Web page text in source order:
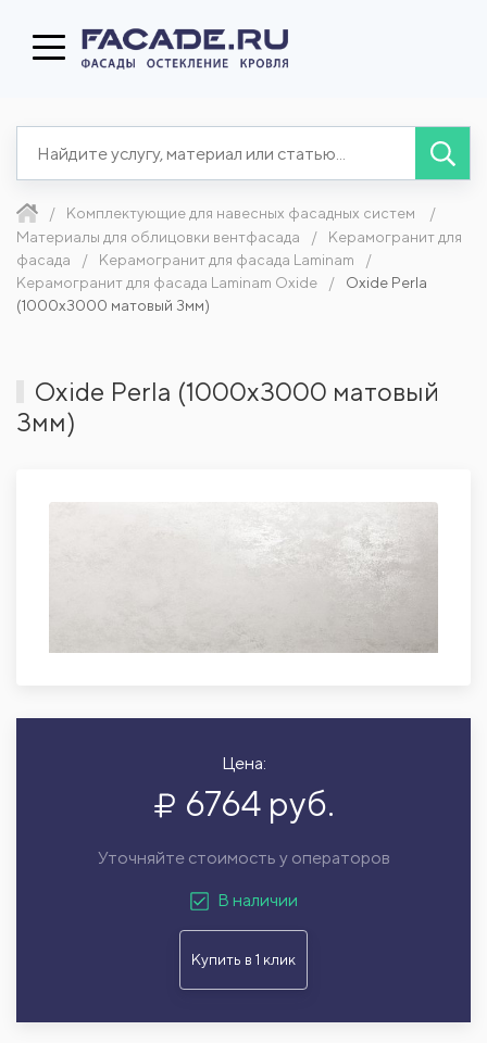
Комплектующие для навесных фасадных систем
Материалы для облицовки вентфасада
Керамогранит для
фасада
Керамогранит для фасада Laminam
Керамогранит для фасада Laminam Oxide
Oxide Perla
(1000x3000 матовый 3мм)
Oxide Perla (1000x3000 матовый
3мм)
Цена:
6764 руб.
Уточняйте стоимость у операторов
В наличии
Купить в 1 клик